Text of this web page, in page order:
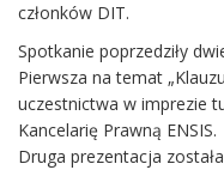
członków DIT.
Spotkanie poprzedziły
Pierwsza na temat
uczestnictwa w imprezie
Kancelarię Prawną ENSIS.
Druga prezentacja